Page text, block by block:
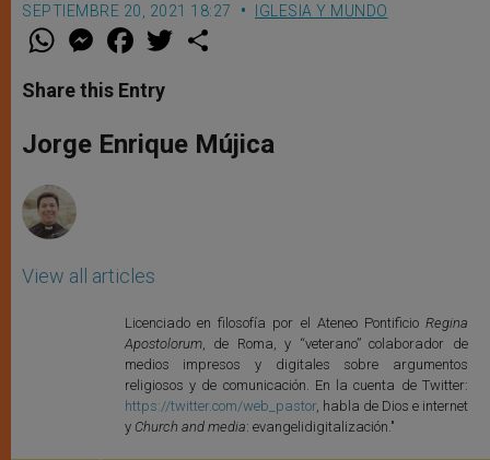
SEPTIEMBRE 20, 2021 18:27 IGLESIA Y MUNDO
W
t
s
p
p
M
e
s
e
g
e
F
a
e
b
o
k
w
r
Share this Entry
Jorge Enrique Mújica
View all articles
Licenciado en filosofía por el Ateneo Pontificio Regina
Apostolorum, de Roma, y “veterano” colaborador de
medios impresos y digitales sobre argumentos
religiosos y de comunicación. En la cuenta de Twitter:
https://twitter.com/web_pastor, habla de Dios e internet
y Church and media: evangelidigitalización."